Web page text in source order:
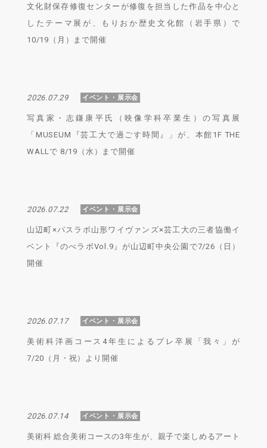
文化財保存修復センターが修復を担当した作品を中心と
したテーマ展が、もりおか歴史文化館（岩手県）で
10/19（月）まで開催
2026.07.29 イベント・展示会
写真家・志鎌康平氏（映像学科卒業生）の写真展
「MUSEUM『芸工大で過ごす時間』」が、本館1F THE
WALLで 8/19（水）まで開催
2026.07.22 イベント・展示会
山辺町×パスラボ山形ワイヴァンズ×芸工大の三者協働イ
ベント『のべラボVol.9』が山辺町中央公園で7/26（日）
開催
2026.07.17 イベント・展示会
美術科洋画コース4年生によるプレ卒展「我々」が
7/20（月・祝）より開催
2026.07.14 イベント・展示会
美術科 総合美術コースの3年生が、親子で楽しめるアート